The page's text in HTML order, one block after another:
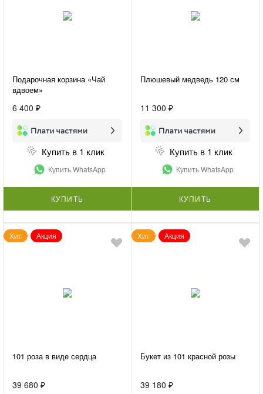
Подарочная корзина «Чай
вдвоем»
6 400 ₽
Купить в 1 клик
Купить WhatsApp
КУПИТЬ
Плюшевый медведь 120 см
11 300 ₽
Купить в 1 клик
Купить WhatsApp
КУПИТЬ
Хит Акция
101 роза в виде сердца
39 680 ₽
Хит Акция
Букет из 101 красной розы
39 180 ₽